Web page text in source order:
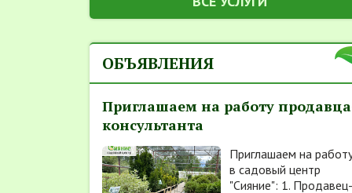
ОБЪЯВЛЕНИЯ
Приглашаем на работу
консультанта
Приглашаем на
в садовый центр
"Сияние": 1. Продавец-